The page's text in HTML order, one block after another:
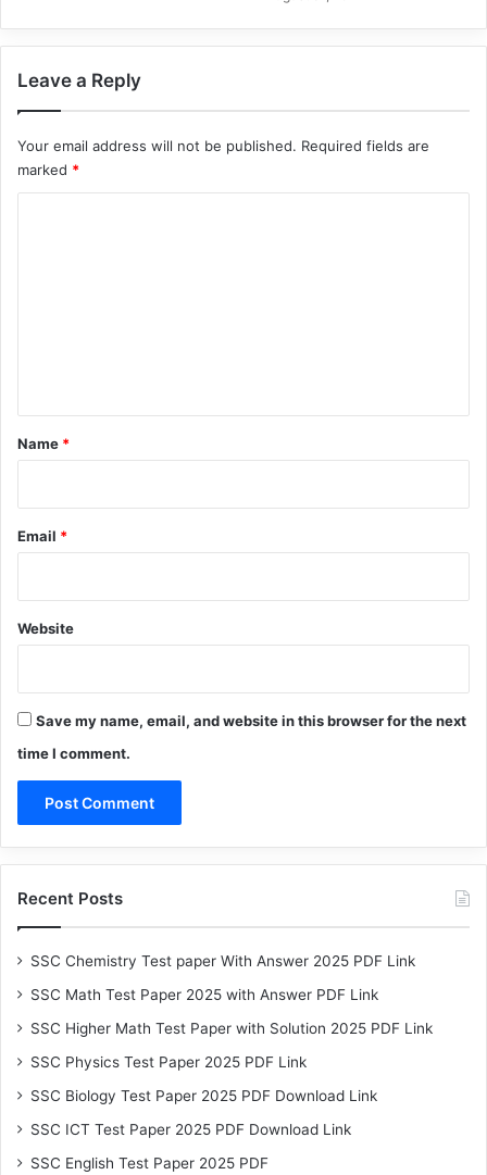
Leave a Reply
Your email address will not be published. Required fields are
marked *
*
Name *
Email *
Website
Save my name, email, and website in this browser for the next
time I comment.
Recent Posts
SSC Chemistry Test paper With Answer 2025 PDF Link
SSC Math Test Paper 2025 with Answer PDF Link
SSC Higher Math Test Paper with Solution 2025 PDF Link
SSC Physics Test Paper 2025 PDF Link
SSC Biology Test Paper 2025 PDF Download Link
SSC ICT Test Paper 2025 PDF Download Link
SSC English Test Paper 2025 PDF